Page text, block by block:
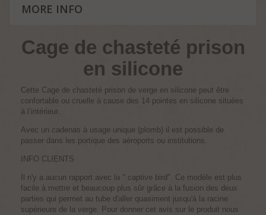
MORE INFO
Cage de chasteté prison
en silicone
Cette Cage de chasteté prison de verge en silicone peut être
confortable ou cruelle à cause des 14 pointes en silicone situées
à l’intérieur.
Avec un cadenas à usage unique (plomb) il est possible de
passer dans les portique des aéroports ou institutions.
INFO CLIENTS
Il n'y a aucun rapport avec la " captive bird". Ce modèle est plus
facile à mettre et beaucoup plus sûr grâce à la fusion des deux
parties qui permet au tube d'aller quasiment jusqu'à la racine
supérieure de la verge. Pour donner cet avis sur le produit nous